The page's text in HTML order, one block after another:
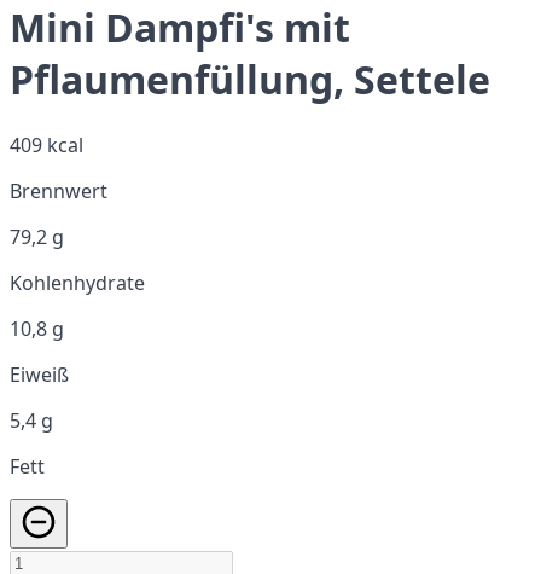
Mini Dampfi's mit
Pflaumenfüllung, Settele
409 kcal
Brennwert
79,2 g
Kohlenhydrate
10,8 g
Eiweiß
5,4 g
Fett